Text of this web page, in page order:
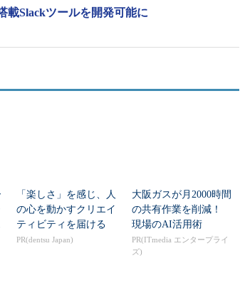
載Slackツールを開発可能に
「楽しさ」を感じ、人
の心を動かすクリエイ
ティビティを届ける
PR(dentsu Japan)
大阪ガスが月2000時間
の共有作業を削減！
現場のAI活用術
PR(ITmedia エンタープライ
ズ)